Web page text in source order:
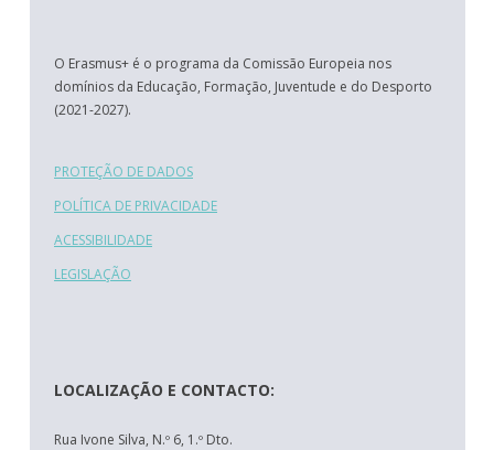
O Erasmus+ é o programa da Comissão Europeia nos
domínios da Educação, Formação, Juventude e do Desporto
(2021-2027).
PROTEÇÃO DE DADOS
POLÍTICA DE PRIVACIDADE
ACESSIBILIDADE
LEGISLAÇÃO
LOCALIZAÇÃO E CONTACTO:
Rua Ivone Silva, N.º 6, 1.º Dto.